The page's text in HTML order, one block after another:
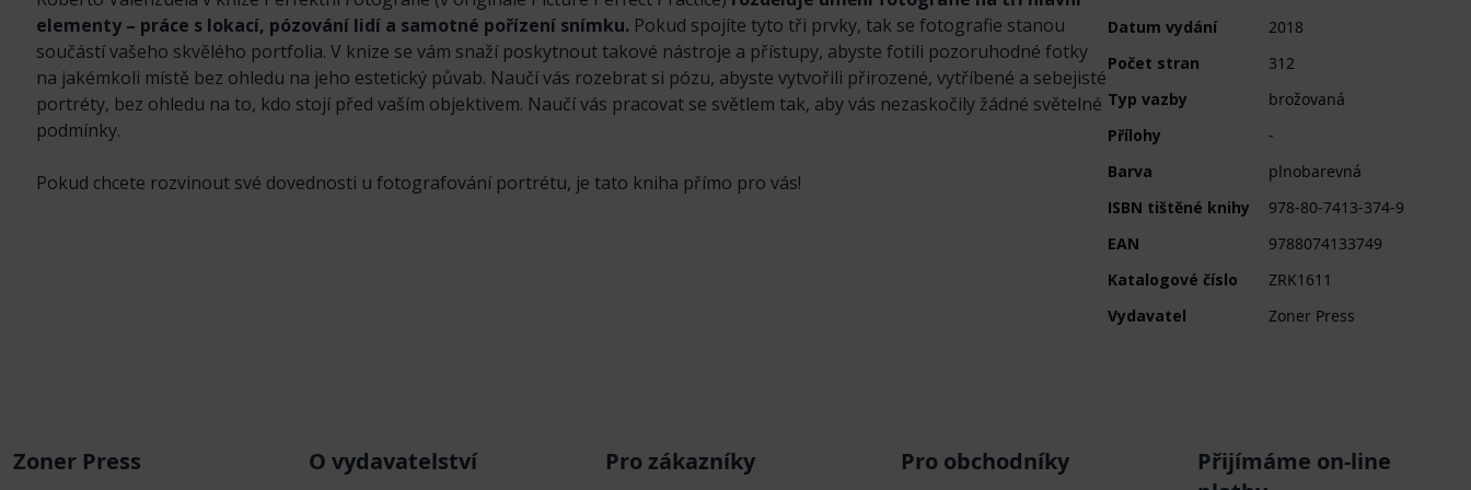
elementy – práce s lokací, pózování lidí a samotné pořízení snímku. Pokud spojíte tyto tři prvky, tak se fotografie stanou
součástí vašeho skvělého portfolia. V knize se vám snaží poskytnout takové nástroje a přístupy, abyste fotili pozoruhodné fotky
na jakémkoli místě bez ohledu na jeho estetický půvab. Naučí vás rozebrat si pózu, abyste vytvořili přirozené, vytříbené a sebejisté
portréty, bez ohledu na to, kdo stojí před vaším objektivem. Naučí vás pracovat se světlem tak, aby vás nezaskočily žádné světelné
podmínky.
Pokud chcete rozvinout své dovednosti u fotografování portrétu, je tato kniha přímo pro vás!
Datum vydání
2018
Počet stran
312
Typ vazby
brožovaná
Přílohy
-
Barva
plnobarevná
ISBN tištěné knihy
978-80-7413-374-9
EAN
9788074133749
Katalogové číslo
ZRK1611
Vydavatel
Zoner Press
Zoner Press O vydavatelství Pro zákazníky Pro obchodníky
Přijímáme on-line